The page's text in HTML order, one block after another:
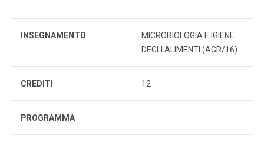
INSEGNAMENTO
MICROBIOLOGIA E IGIENE
DEGLI ALIMENTI (AGR/16)
CREDITI 12
PROGRAMMA